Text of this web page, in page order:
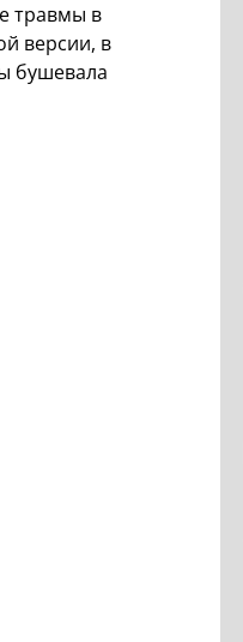
травмы в
версии, в
бушевала